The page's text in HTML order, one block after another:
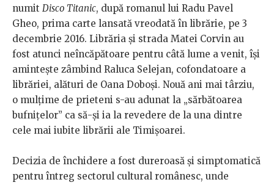
numit Disco Titanic, după romanul lui Radu Pavel
Gheo, prima carte lansată vreodată în librărie, pe 3
decembrie 2016. Librăria și strada Matei Corvin au
fost atunci neîncăpătoare pentru câtă lume a venit, își
amintește zâmbind Raluca Selejan, cofondatoare a
librăriei, alături de Oana Doboși. Nouă ani mai târziu,
o mulțime de prieteni s-au adunat la „sărbătoarea
bufnițelor” ca să-și ia la revedere de la una dintre
cele mai iubite librării ale Timișoarei.
Decizia de închidere a fost dureroasă și simptomatică
pentru întreg sectorul cultural românesc, unde